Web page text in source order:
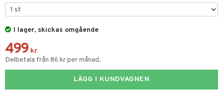
I lager, skickas omgående
499 kr
Delbetala från 86 kr per månad.
LÄGG I KUNDVAGNEN
& Tillbehör
& Solhattar
& UV-kläder